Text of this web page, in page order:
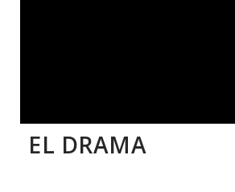
EL DRAMA